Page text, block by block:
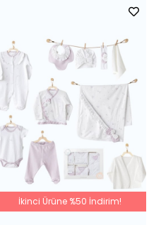
İkinci Ürüne %50 İndirim!